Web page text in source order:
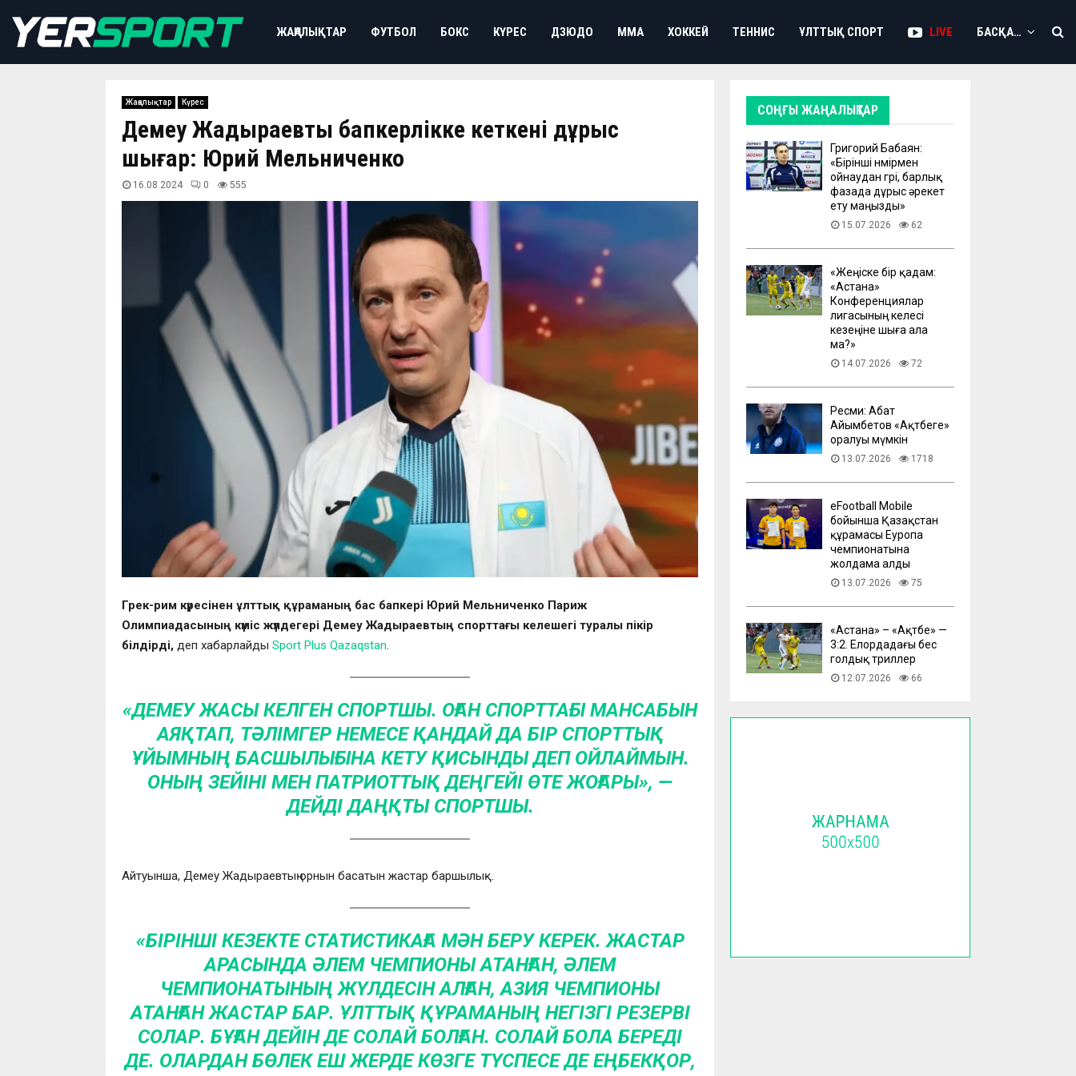
ЖАҢАЛЫҚТАР ФУТБОЛ БОКС КҮРЕС ДЗЮДО ММА ХОККЕЙ ТЕННИС ҰЛТТЫҚ СПОРТ LIVE БАСҚА…
Жаңалықтар Күрес
Демеу Жадыраевтың бапкерлікке кеткені дұрыс
шығар: Юрий Мельниченко
16.08.2024 0 555
Грек-рим күресінен ұлттық құраманың бас бапкері Юрий Мельниченко Париж
Олимпиадасының күміс жүлдегері Демеу Жадыраевтың спорттағы келешегі туралы пікір
білдірді, деп хабарлайды Sport Plus Qazaqstan.
«ДЕМЕУ ЖАСЫ КЕЛГЕН СПОРТШЫ. ОҒАН СПОРТТАҒЫ МАНСАБЫН
АЯҚТАП, ТӘЛІМГЕР НЕМЕСЕ ҚАНДАЙ ДА БІР СПОРТТЫҚ
ҰЙЫМНЫҢ БАСШЫЛЫҒЫНА КЕТУ ҚИСЫНДЫ ДЕП ОЙЛАЙМЫН.
ОНЫҢ ЗЕЙІНІ МЕН ПАТРИОТТЫҚ ДЕҢГЕЙІ ӨТЕ ЖОҒАРЫ», —
ДЕЙДІ ДАҢҚТЫ СПОРТШЫ.
Айтуынша, Демеу Жадыраевтың орнын басатын жастар баршылық.
«БІРІНШІ КЕЗЕКТЕ СТАТИСТИКАҒА МӘН БЕРУ КЕРЕК. ЖАСТАР
АРАСЫНДА ӘЛЕМ ЧЕМПИОНЫ АТАНҒАН, ӘЛЕМ
ЧЕМПИОНАТЫНЫҢ ЖҮЛДЕСІН АЛҒАН, АЗИЯ ЧЕМПИОНЫ
АТАНҒАН ЖАСТАР БАР. ҰЛТТЫҚ ҚҰРАМАНЫҢ НЕГІЗГІ РЕЗЕРВІ
СОЛАР. БҰҒАН ДЕЙІН ДЕ СОЛАЙ БОЛҒАН. СОЛАЙ БОЛА БЕРЕДІ
ДЕ. ОЛАРДАН БӨЛЕК ЕШ ЖЕРДЕ КӨЗГЕ ТҮСПЕСЕ ДЕ ЕҢБЕКҚОР,
СОҢҒЫ ЖАҢАЛЫҚТАР
Григорий Бабаян:
«Бірінші нөмірмен
ойнаудан гөрі, барлық
фазада дұрыс әрекет
ету маңызды»
15.07.2026 62
«Жеңіске бір қадам:
«Астана»
Конференциялар
лигасының келесі
кезеңіне шыға ала
ма?»
14.07.2026 72
Ресми: Абат
Айымбетов «Ақтөбеге»
оралуы мүмкін
13.07.2026 1718
eFootball Mobile
бойынша Қазақстан
құрамасы Еуропа
чемпионатына
жолдама алды
13.07.2026 75
​«Астана» – «Ақтөбе» —
3:2. Елордадағы бес
голдық триллер
12.07.2026 66